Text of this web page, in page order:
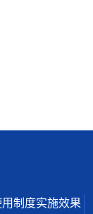
制度实施效果